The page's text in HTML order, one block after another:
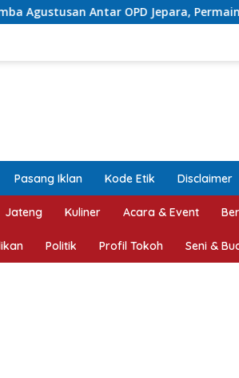
OPD Jepara, Permainan Tradisional Jadi
Pasang Iklan Kode Etik Disclaimer
Jateng Kuliner Acara & Event
Politik Profil Tokoh Seni &